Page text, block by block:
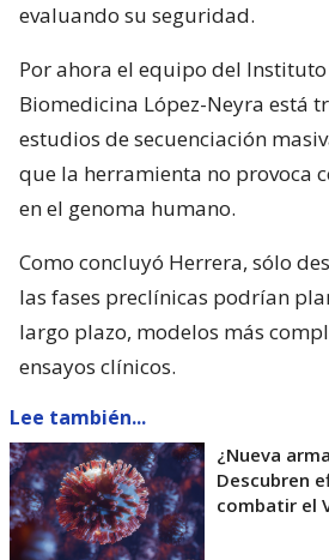
evaluando su seguridad.
Por ahora el equipo del
Biomedicina López-Neyra está
estudios de secuenciación
que la herramienta no provoca
en el genoma humano.
Como concluyó Herrera, sólo
las fases preclínicas podrían
largo plazo, modelos más
ensayos clínicos.
Lee también...
¿Nueva
Descubren
combatir el